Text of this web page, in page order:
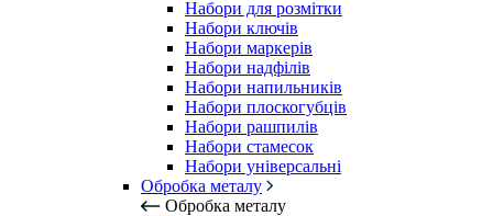
Набори для розмітки
Набори ключів
Набори маркерів
Набори надфілів
Набори напильників
Набори плоскогубців
Набори рашпилів
Набори стамесок
Набори універсальні
Обробка металу
Обробка металу